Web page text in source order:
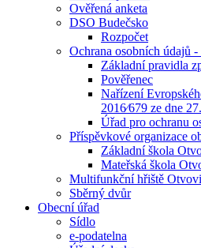
Ověřená anketa
DSO Budečsko
Rozpočet
Ochrana osobních údajů
Základní pravidla
Pověřenec
Nařízení
2016⁄679 ze dne
Úřad pro ochranu
Příspěvkové organizace
Základní škola
Mateřská škola
Multifunkční hřiště
Sběrný dvůr
Obecní úřad
Sídlo
e-podatelna